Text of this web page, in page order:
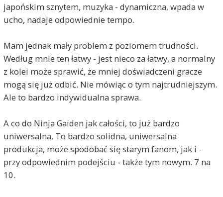
japońskim sznytem, muzyka - dynamiczna, wpada w
ucho, nadaje odpowiednie tempo.
Mam jednak mały problem z poziomem trudności.
Według mnie ten łatwy - jest nieco za łatwy, a normalny
z kolei może sprawić, że mniej doświadczeni gracze
mogą się już odbić. Nie mówiąc o tym najtrudniejszym.
Ale to bardzo indywidualna sprawa.
A co do Ninja Gaiden jak całości, to już bardzo
uniwersalna. To bardzo solidna, uniwersalna
produkcja, może spodobać się starym fanom, jak i -
przy odpowiednim podejściu - także tym nowym. 7 na
10.